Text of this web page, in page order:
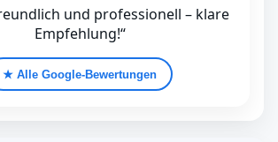
und professionell – klare
Empfehlung!“
★ Alle Google‑Bewertungen